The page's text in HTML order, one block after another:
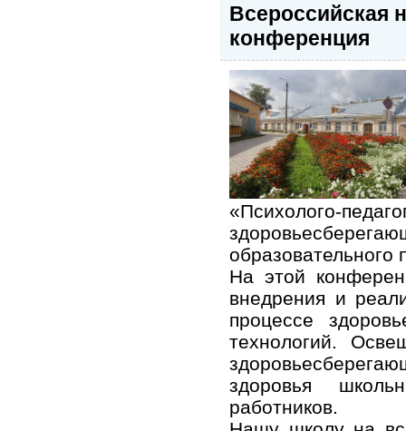
Всероссийская
конференция
«Психолого-
образовательного
На этой
внедрения и
процессе
технологий.
здоровья
работников.